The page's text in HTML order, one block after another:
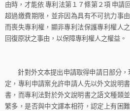
由時，才能依 專利法第１７條第２項 申請
超過繳費期限，並非因為具有不可抗力事
而喪失專利權，顯非專利法保護專利權人
回復原狀之事由，以保障專利權人之權益。
針對外文本提出申請取得申請日部分，
定，專利申請案允許申請人先以外文說明
書，而專利法對於外文說明書之語文種類
繁多，是否與中文譯本相符，認定上有困